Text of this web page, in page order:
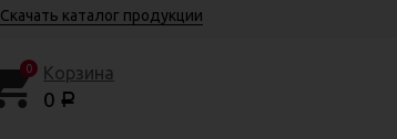
Скачать каталог продукции
0 Корзина
0 Р